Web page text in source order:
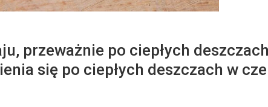
przeważnie po ciepłych
się po ciepłych deszczach w